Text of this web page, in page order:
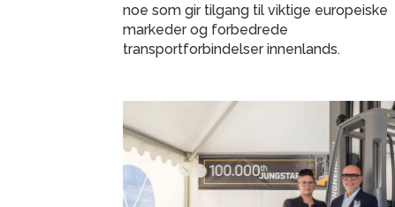
noe som gir tilgang til viktige europeiske
markeder og forbedrede
transportforbindelser innenlands.